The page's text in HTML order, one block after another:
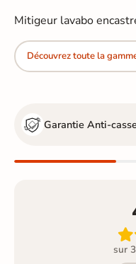
Mitigeur lavabo
Découvrez toute la
Garantie Anti-
sur